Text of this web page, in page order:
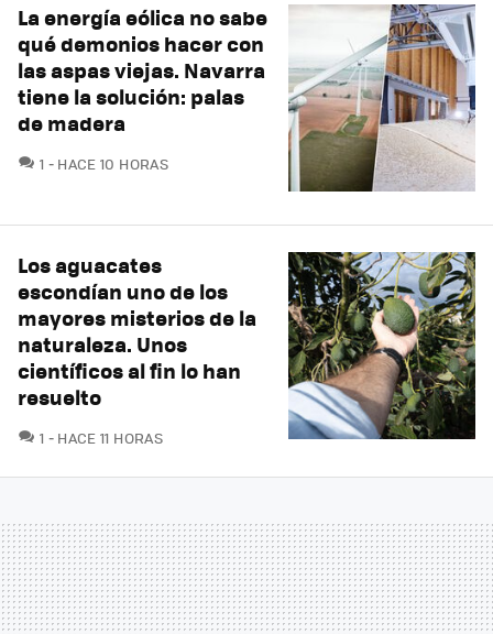
La energía eólica no sabe
qué demonios hacer con
las aspas viejas. Navarra
tiene la solución: palas
de madera
1 COMENTARIOS
HACE 10 HORAS
Los aguacates
escondían uno de los
mayores misterios de la
naturaleza. Unos
científicos al fin lo han
resuelto
1 COMENTARIOS
HACE 11 HORAS